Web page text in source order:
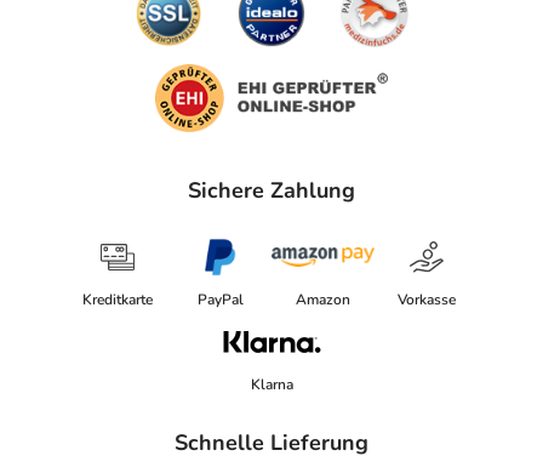
Sichere Zahlung
Kreditkarte PayPal Amazon Vorkasse
Klarna
Schnelle Lieferung